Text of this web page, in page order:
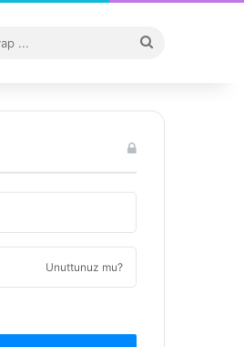
...
Unuttunuz mu?